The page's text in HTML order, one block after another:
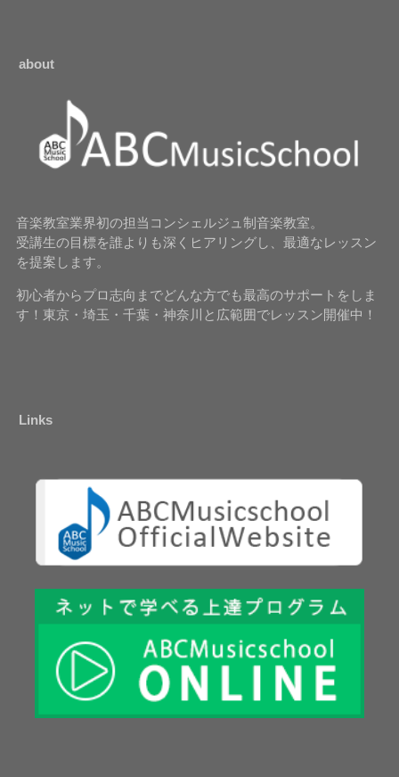
about
音楽教室業界初の担当コンシェルジュ制音楽教室。
受講生の目標を誰よりも深くヒアリングし、最適なレッスン
を提案します。
初心者からプロ志向までどんな方でも最高のサポートをしま
す！東京・埼玉・千葉・神奈川と広範囲でレッスン開催中！
Links